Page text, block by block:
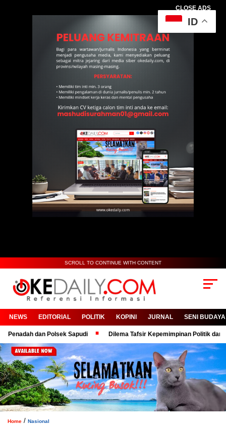
CLOSE ADS
SCROLL TO CONTINUE WITH CONTENT
NEWS EDITORIAL POLITIK KOPINI JURNAL SENI BUDAYA
dan Polsek Sapudi Dilema Tafsir Kepemimpinan Politik dan
Home / Nasional
ID